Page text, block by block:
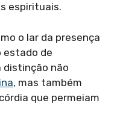
espirituais.
o lar da presença
estado de
distinção não
, mas também
que permeiam